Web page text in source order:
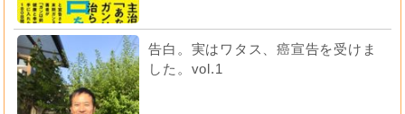
告白。実はワタス、癌宣告を受けま
した。vol.1